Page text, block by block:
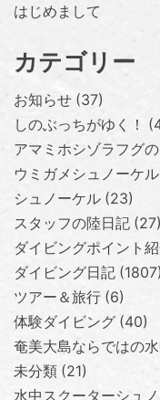
はじめまして
カテゴリー
お知らせ 37
しのぶっちがゆく！
アマミホシゾラフグ
ウミガメシュノーケル
シュノーケル 23
スタッフの陸日記 27
ダイビングポイント
ダイビング日記 1807
ツアー＆旅行 6
体験ダイビング 40
奄美大島ならではの
未分類 21
水中スクーターシュ